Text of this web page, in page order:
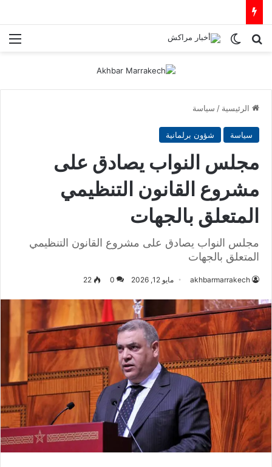
بحث عنالوضع المظلم
الرئيسية / سياسة
سياسة شؤون برلمانية
مجلس النواب يصادق على
مشروع القانون التنظيمي
المتعلق بالجهات
مجلس النواب يصادق على مشروع القانون التنظيمي
المتعلق بالجهات
akhbarmarrakech مايو 12, 2026 0
22